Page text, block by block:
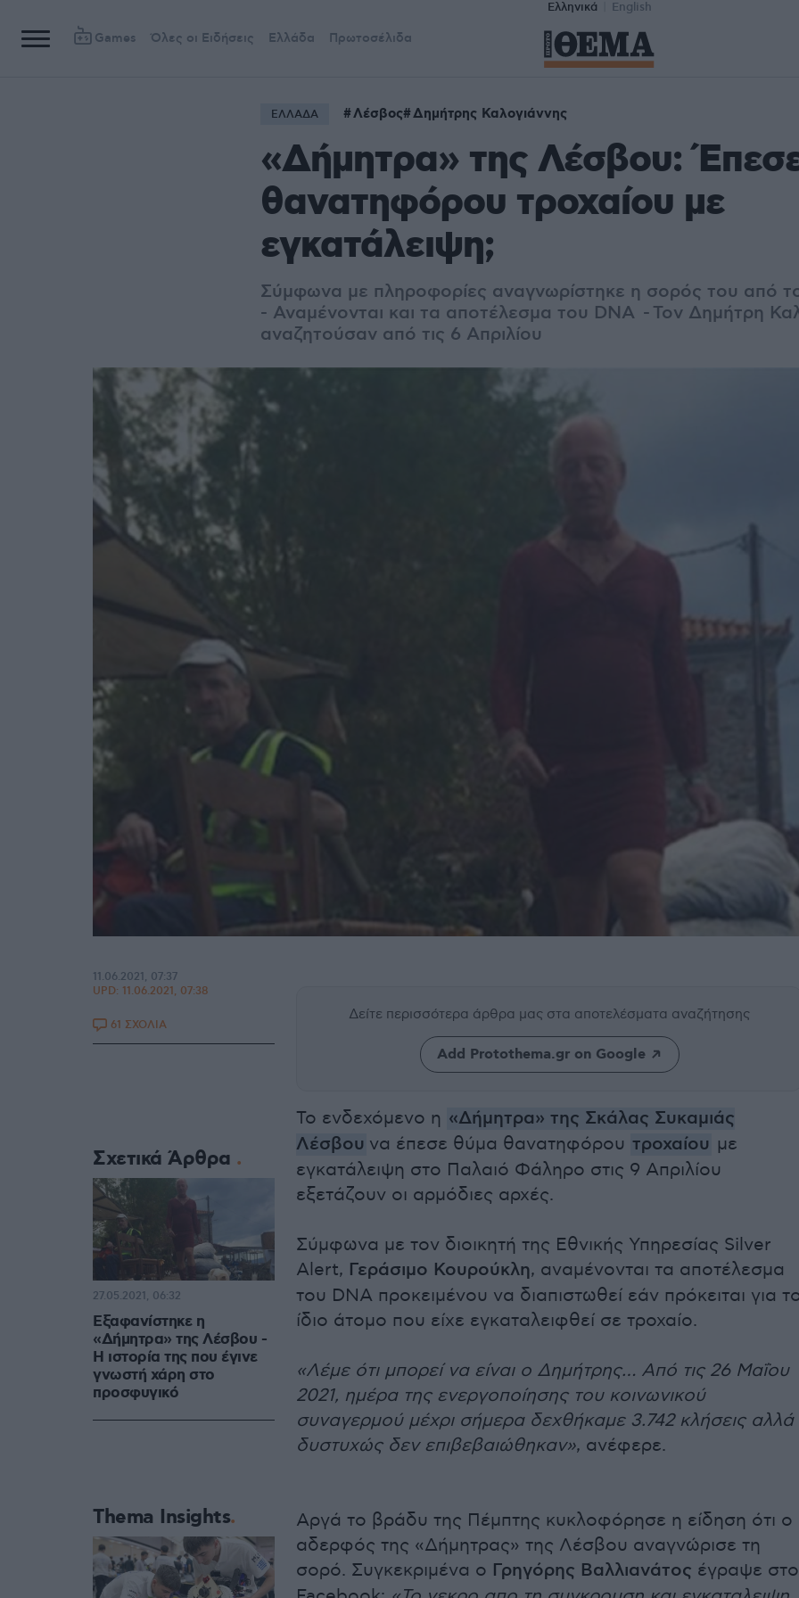
Ελληνικά English
Games Όλες οι Ειδήσεις Ελλάδα Πρωτοσέλιδα
ΕΛΛΑΔΑ Λέσβος Δημήτρης Καλογιάννης
«Δήμητρα» της Λέσβου:
θανατηφόρου τροχαίου με
εγκατάλειψη;
Σύμφωνα με πληροφορίες αναγνωρίστηκε η σορός του από
- Αναμένονται και τα αποτέλεσμα του DNA - Τον Δημήτρη
αναζητούσαν από τις 6 Απριλίου
Δείτε περισσότερα άρθρα μας στα αποτελέσματα αναζήτησης
Add Protothema.gr on Google
Το ενδεχόμενο η «Δήμητρα» της Σκάλας Συκαμιάς
Λέσβου να έπεσε θύμα θανατηφόρου τροχαίου με
εγκατάλειψη στο Παλαιό Φάληρο στις 9 Απριλίου
εξετάζουν οι αρμόδιες αρχές.
Σύμφωνα με τον διοικητή της Εθνικής Υπηρεσίας Silver
Alert, Γεράσιμο Κουρούκλη, αναμένονται τα αποτέλεσμα
του DNA προκειμένου να διαπιστωθεί εάν πρόκειται για
ίδιο άτομο που είχε εγκαταλειφθεί σε τροχαίο.
«Λέμε ότι μπορεί να είναι ο Δημήτρης… Από τις 26 Μαΐου
2021, ημέρα της ενεργοποίησης του κοινωνικού
συναγερμού μέχρι σήμερα δεχθήκαμε 3.742 κλήσεις αλλά
δυστυχώς δεν επιβεβαιώθηκαν», ανέφερε.
Αργά το βράδυ της Πέμπτης κυκλοφόρησε η είδηση ότι ο
αδερφός της «Δήμητρας» της Λέσβου αναγνώρισε τη
σορό. Συγκεκριμένα ο Γρηγόρης Βαλλιανάτος έγραψε στο
11.06.2021, 07:37
UPD: 11.06.2021, 07:38
61 ΣΧΟΛΙΑ
Σχετικά Άρθρα
Εξαφανίστηκε η
«Δήμητρα» της Λέσβου -
Η ιστορία της που έγινε
γνωστή χάρη στο
προσφυγικό
27.05.2021, 06:32
Thema Insights